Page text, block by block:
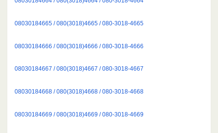
08030184665 / 080(3018)4665 / 080-3018-4665
08030184666 / 080(3018)4666 / 080-3018-4666
08030184667 / 080(3018)4667 / 080-3018-4667
08030184668 / 080(3018)4668 / 080-3018-4668
08030184669 / 080(3018)4669 / 080-3018-4669